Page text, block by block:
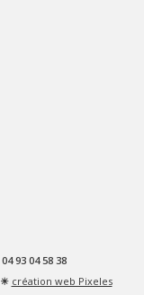
93 04 58 38
création web Pixeles